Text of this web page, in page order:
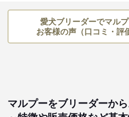
愛犬ブリーダーでマル
お客様の声（口コミ・評
マルプーをブリーダーか